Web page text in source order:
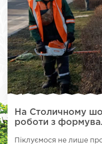
На Столичному
роботи з
Піклуємося не лише